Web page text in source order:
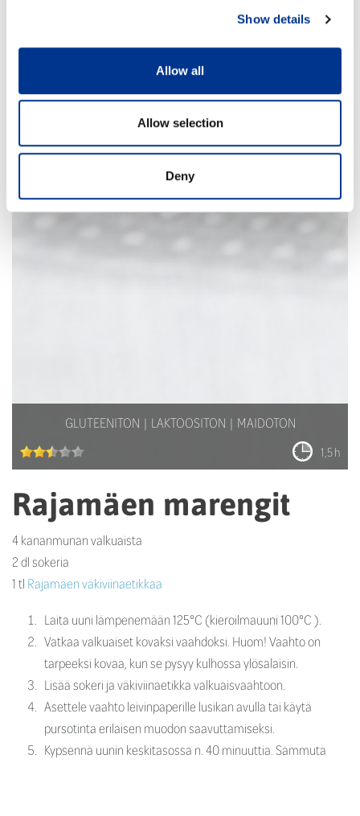
Show details
Allow all
Allow selection
Deny
GLUTEENITON LAKTOOSITON MAIDOTON
1,5 h
Rajamäen marengit
4 kananmunan valkuaista
2 dl sokeria
1 tl Rajamäen väkiviinaetikkaa
Laita uuni lämpenemään 125°C (kieroilmauuni 100°C ).
Vatkaa valkuaiset kovaksi vaahdoksi. Huom! Vaahto on
tarpeeksi kovaa, kun se pysyy kulhossa ylösalaisin.
Lisää sokeri ja väkiviinaetikka valkuaisvaahtoon.
Asettele vaahto leivinpaperille lusikan avulla tai käytä
pursotinta erilaisen muodon saavuttamiseksi.
Kypsennä uunin keskitasossa n. 40 minuuttia. Sammuta